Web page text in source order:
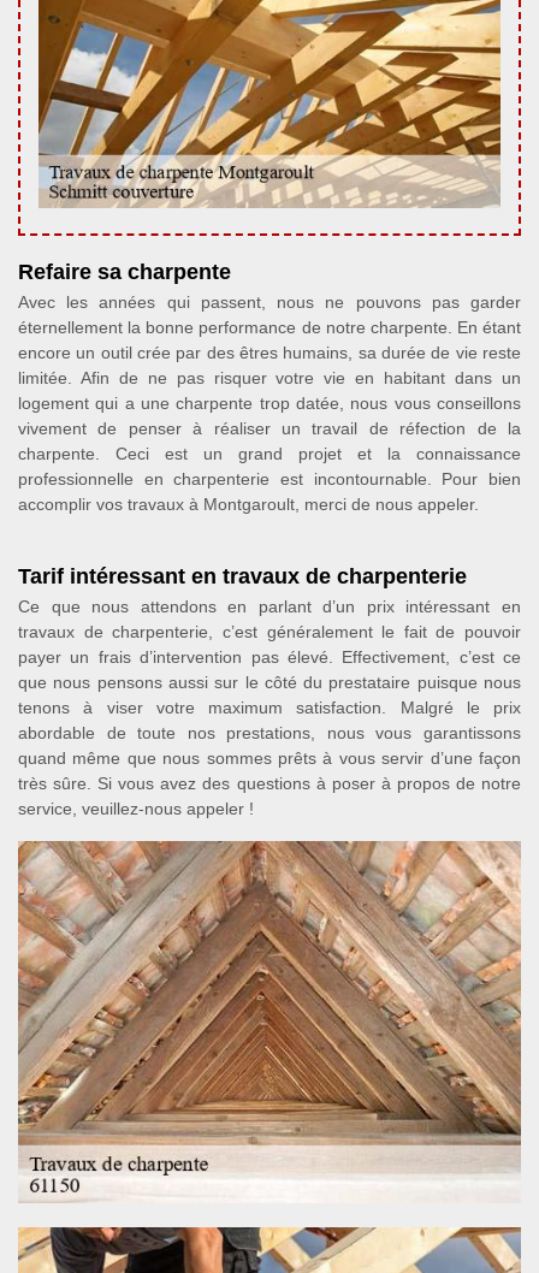
Refaire sa charpente
Avec les années qui passent, nous ne pouvons pas garder
éternellement la bonne performance de notre charpente. En étant
encore un outil crée par des êtres humains, sa durée de vie reste
limitée. Afin de ne pas risquer votre vie en habitant dans un
logement qui a une charpente trop datée, nous vous conseillons
vivement de penser à réaliser un travail de réfection de la
charpente. Ceci est un grand projet et la connaissance
professionnelle en charpenterie est incontournable. Pour bien
accomplir vos travaux à Montgaroult, merci de nous appeler.
Tarif intéressant en travaux de charpenterie
Ce que nous attendons en parlant d’un prix intéressant en
travaux de charpenterie, c’est généralement le fait de pouvoir
payer un frais d’intervention pas élevé. Effectivement, c’est ce
que nous pensons aussi sur le côté du prestataire puisque nous
tenons à viser votre maximum satisfaction. Malgré le prix
abordable de toute nos prestations, nous vous garantissons
quand même que nous sommes prêts à vous servir d’une façon
très sûre. Si vous avez des questions à poser à propos de notre
service, veuillez-nous appeler !